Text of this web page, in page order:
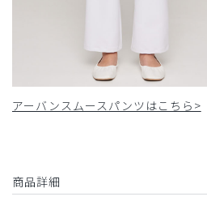
アーバンスムースパンツはこちら>
商品詳細